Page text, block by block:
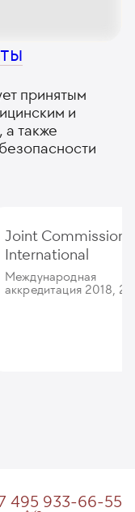
принятым
и
а также
Joint Commission
International
Международная
аккредитация 2018,
495 933-66-55